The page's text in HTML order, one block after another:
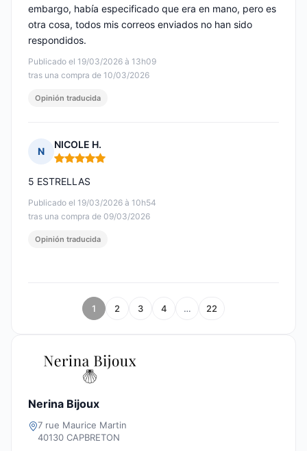
Publicado el 19/03/2026 à 13h09
tras una compra de 10/03/2026
embargo, había especificado que era en mano, pero es
otra cosa, todos mis correos enviados no han sido
respondidos.
Opinión traducida
N
NICOLE H.
Nota: 5 de 5
Publicado el 19/03/2026 à 10h54
tras una compra de 09/03/2026
5 ESTRELLAS
Opinión traducida
1 2 3 4 … 22
Nerina Bijoux
7 rue Maurice Martin
40130 CAPBRETON